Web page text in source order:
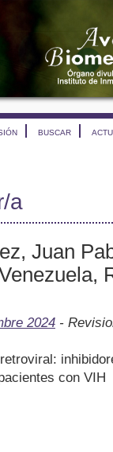
BUSCAR
a
Juan
2024 -
con VIH